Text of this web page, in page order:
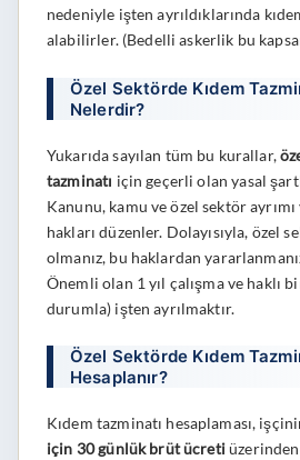
nedeniyle işten ayrıldıklarında
alabilirler. (Bedelli askerlik bu
Özel Sektörde Kıdem
Nelerdir?
Yukarıda sayılan tüm bu kurallar,
tazminatı için geçerli olan yasal
Kanunu, kamu ve özel sektör ayrımı
hakları düzenler. Dolayısıyla, özel
olmanız, bu haklardan
Önemli olan 1 yıl çalışma ve haklı
durumla) işten ayrılmaktır.
Özel Sektörde Kıdem
Hesaplanır?
Kıdem tazminatı hesaplaması,
için 30 günlük brüt ücretiüzerinden